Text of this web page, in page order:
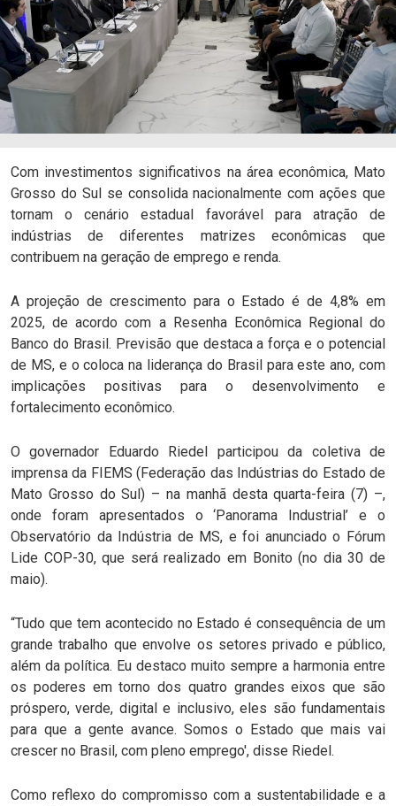
Com investimentos significativos na área econômica, Mato
Grosso do Sul se consolida nacionalmente com ações que
tornam o cenário estadual favorável para atração de
indústrias de diferentes matrizes econômicas que
contribuem na geração de emprego e renda.
A projeção de crescimento para o Estado é de 4,8% em
2025, de acordo com a Resenha Econômica Regional do
Banco do Brasil. Previsão que destaca a força e o potencial
de MS, e o coloca na liderança do Brasil para este ano, com
implicações positivas para o desenvolvimento e
fortalecimento econômico.
O governador Eduardo Riedel participou da coletiva de
imprensa da FIEMS (Federação das Indústrias do Estado de
Mato Grosso do Sul) – na manhã desta quarta-feira (7) –,
onde foram apresentados o ‘Panorama Industrial’ e o
Observatório da Indústria de MS, e foi anunciado o Fórum
Lide COP-30, que será realizado em Bonito (no dia 30 de
maio).
“Tudo que tem acontecido no Estado é consequência de um
grande trabalho que envolve os setores privado e público,
além da política. Eu destaco muito sempre a harmonia entre
os poderes em torno dos quatro grandes eixos que são
próspero, verde, digital e inclusivo, eles são fundamentais
para que a gente avance. Somos o Estado que mais vai
crescer no Brasil, com pleno emprego', disse Riedel.
Como reflexo do compromisso com a sustentabilidade e a